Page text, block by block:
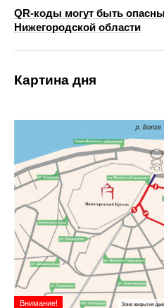
QR-коды могут быть
Нижегородской области
Картина дня
Внимание!